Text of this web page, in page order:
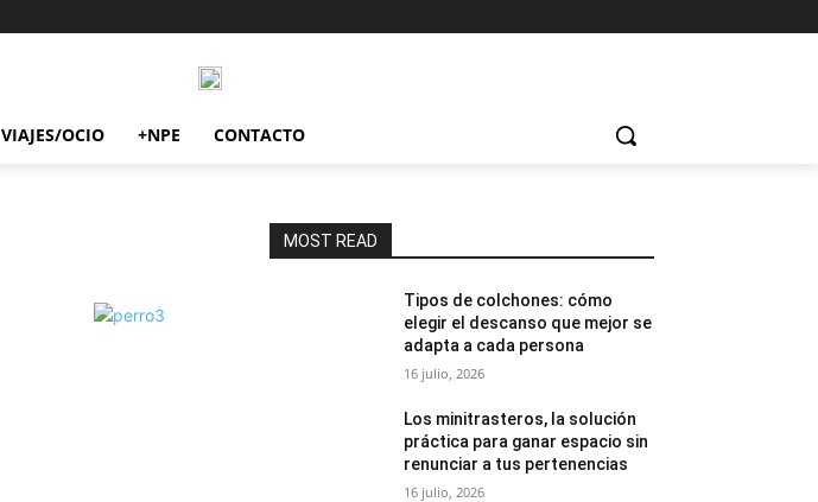
VIAJES/OCIO +NPE CONTACTO
MOST READ
Tipos de colchones: cómo
elegir el descanso que mejor se
adapta a cada persona
16 julio, 2026
Los minitrasteros, la solución
práctica para ganar espacio sin
renunciar a tus pertenencias
16 julio, 2026